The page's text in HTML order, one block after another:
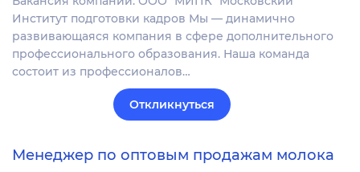
Институт подготовки кадров Мы — динамично
развивающаяся компания в сфере дополнительного
профессионального образования. Наша команда
состоит из профессионалов…
Откликнуться
Менеджер по оптовым продажам молока